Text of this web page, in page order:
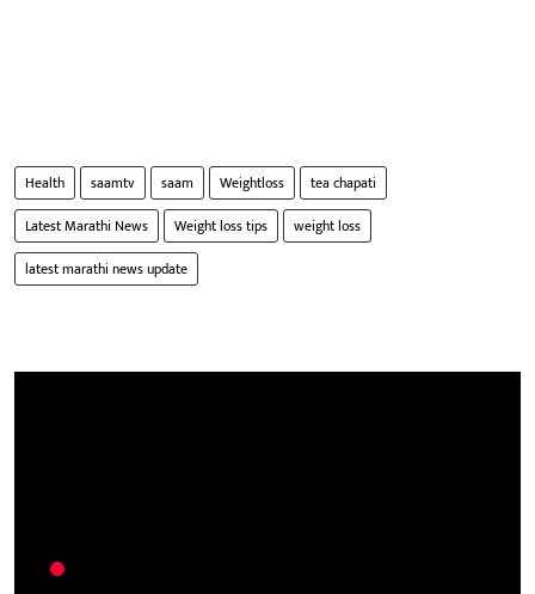
Health saamtv saam Weightloss
tea chapati
Latest Marathi News
Weight loss tips
weight loss
latest marathi news update